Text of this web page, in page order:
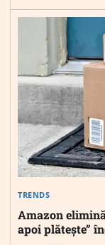
TRENDS
Amazon
apoi plătește”